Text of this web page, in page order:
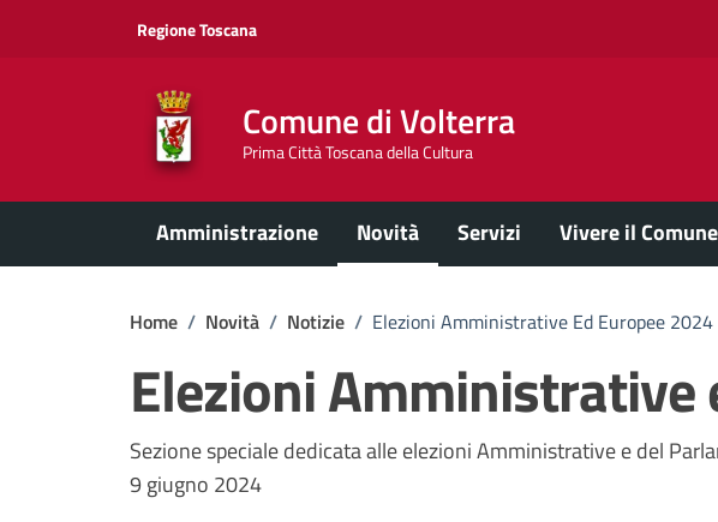
Regione Toscana
Comune di Volterra
Prima Città Toscana della Cultura
Amministrazione Novità Servizi Vivere il Comune
Home / Novità / Notizie / Elezioni Amministrative Ed Europee 2024
Elezioni Amministrative
Dettagli della notizia
Sezione speciale dedicata alle elezioni Amministrative e del
9 giugno 2024